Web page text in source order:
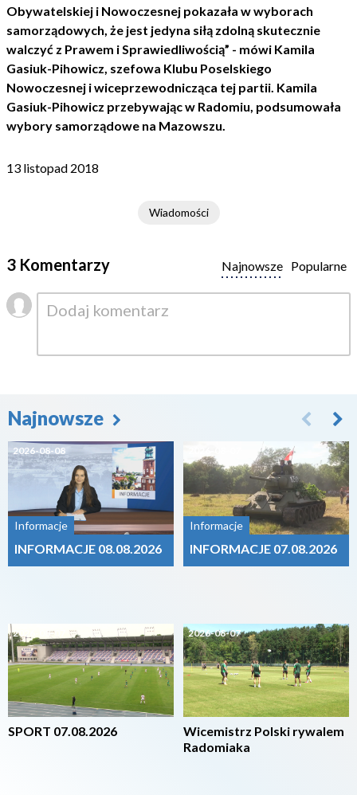
Obywatelskiej i Nowoczesnej pokazała w wyborach
samorządowych, że jest jedyna siłą zdolną skutecznie
walczyć z Prawem i Sprawiedliwością” - mówi Kamila
Gasiuk-Pihowicz, szefowa Klubu Poselskiego
Nowoczesnej i wiceprzewodnicząca tej partii. Kamila
Gasiuk-Pihowicz przebywając w Radomiu, podsumowała
wybory samorządowe na Mazowszu.
13 listopad 2018
Wiadomości
3 Komentarzy Popularne
Najnowsze
Najnowsze
2026-08-08
Informacje
INFORMACJE 08.08.2026
2026-08-07
SPORT 07.08.2026
Informacje
INFORMACJE 07.08.2026
2026-08-07
Wicemistrz Polski rywalem
Radomiaka